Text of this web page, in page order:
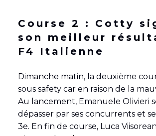
Course 2 : Cotty
son meilleur
F4 Italienne
Dimanche matin, la deuxième
sous safety car en raison de la
Au lancement, Emanuele Olivieri
dépasser par ses concurrents et
3e. En fin de course, Luca